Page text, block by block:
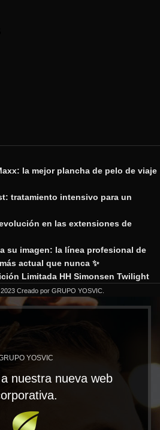
la mejor plancha de pelo de viaje
tratamiento intensivo para un
en las extensiones de
su imagen: la línea profesional de
actual que nunca ✨
Limitada HH Simonsen Twilight
2023 Creado por GRUPO YOSVIC.
YOSVIC
nuestra nueva web